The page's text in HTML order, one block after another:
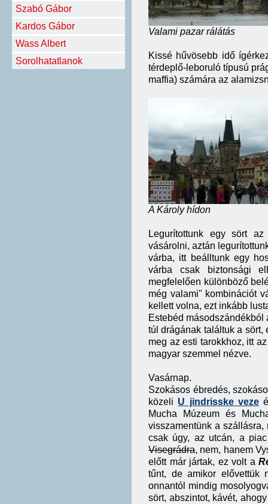
Szabó Gábor
Kardos Gábor
Wass Albert
Sorolhatatlanok
Valami pazar rálátás
Kissé hűvösebb idő
térdeplő-leboruló típusú
maffia) számára az
A Károly hídon
Legurítottunk egy sört
vásárolni, aztán
várba, itt beálltunk egy
várba csak biztonsági
megfelelően különböző
még valami" kombinációt
kellett volna, ezt inkább
Estebéd másodszándékból
túl drágának találtuk a sört,
meg az esti tarokkhoz, itt
magyar szemmel nézve.
Vasárnap.
Szokásos ébredés,
közeli U jindrisske veze
Mucha Múzeum és
visszamentünk a
csak úgy, az utcán, a
Visegrádra, nem, hanem
előtt már jártak, ez volt a
tűnt, de amikor elővettük
onnantól mindig
sört, abszintot, kávét,